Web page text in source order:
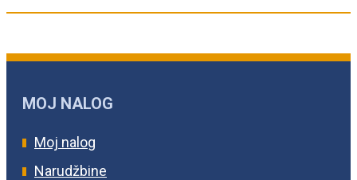
MOJ NALOG
Moj nalog
Narudžbine